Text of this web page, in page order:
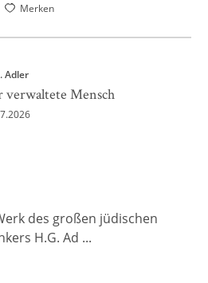
Merken
Adler
verwaltete Mensch
des großen jüdischen
H.G. Ad ...